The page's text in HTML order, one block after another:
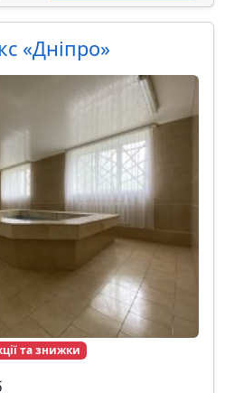
та знижки
«Дніпро»